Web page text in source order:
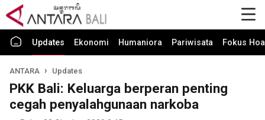
Updates Ekonomi Humaniora Pariwisata Fokus
ANTARA Updates
PKK Bali: Keluarga berperan penting
cegah penyalahgunaan narkoba